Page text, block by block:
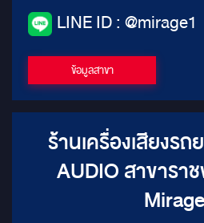
LINE ID : @mirage1
ข้อมูลสาขา
ร้านเครื่องเสียงร
AUDIO สาขาราชพฤกษ์ ( Vivi